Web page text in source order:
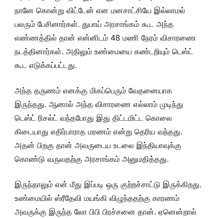
நானே கொன்று விட்டேன் என மனசாட்சியே இல்லாமல்
பலரும் பேசினார்கள். துபாய் அரசாங்கம் கூட அந்த
எண்ணத்தில் தான் என்னிடம் 48 மணி நேரம் விசாரணை
நடத்தினார்கள். அதிலும் உண்மையை கண்டறியும் டெஸ்ட்
கூட எடுக்கப்பட்டது.
அந்த தருணம் எனக்கு மிகப்பெரும் வேதனையாக
இருந்தது. ஆனால் அந்த விசாரணை எல்லாம் முடிந்து
டெஸ்ட் ரிசல்ட் வந்தபோது இது திட்டமிட்ட கொலை
கிடையாது எதிர்பாராத மரணம் என்று தெரிய வந்தது.
அதன் பிறகு தான் அவருடைய உடலை இந்தியாவுக்கு
கொண்டு வருவதற்கு அரசாங்கம் அனுமதித்தது.
இருந்தாலும் என் மீது இப்படி ஒரு குற்றச்சாட்டு இருக்கிறது.
உண்மையில் ஸ்ரீதேவி மயங்கி விழுந்ததற்கு காரணம்
அவருக்கு இருந்த லோ பிபி பிரச்சனை தான். ஏனென்றால்